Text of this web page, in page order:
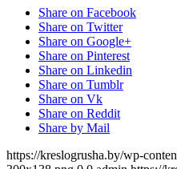
Share on Facebook
Share on Twitter
Share on Google+
Share on Pinterest
Share on Linkedin
Share on Tumblr
Share on Vk
Share on Reddit
Share by Mail
https://kreslogrusha.by/wp-